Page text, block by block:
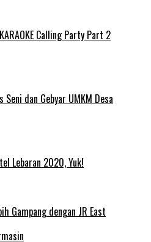
KARAOKE Calling Party Part 2
Seni dan Gebyar UMKM Desa
Lebaran 2020, Yuk!
Gampang dengan JR East